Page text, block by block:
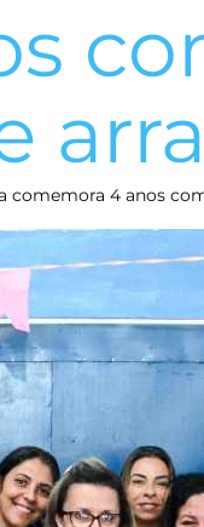
comemora 4 anos